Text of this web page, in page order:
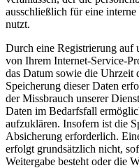
ausschließlich für eine
nutzt.
Durch eine Registrierung auf
von Ihrem Internet-Service-
das Datum sowie die Uhrzeit
Speicherung dieser Daten
der Missbrauch unserer
Daten im Bedarfsfall
aufzuklären. Insofern ist die
Absicherung erforderlich.
erfolgt grundsätzlich nicht,
Weitergabe besteht oder die